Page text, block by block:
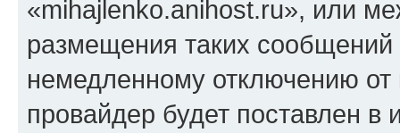
«mihajlenko.anihost.ru», или
размещения таких
немедленному отключению
провайдер будет поставлен в